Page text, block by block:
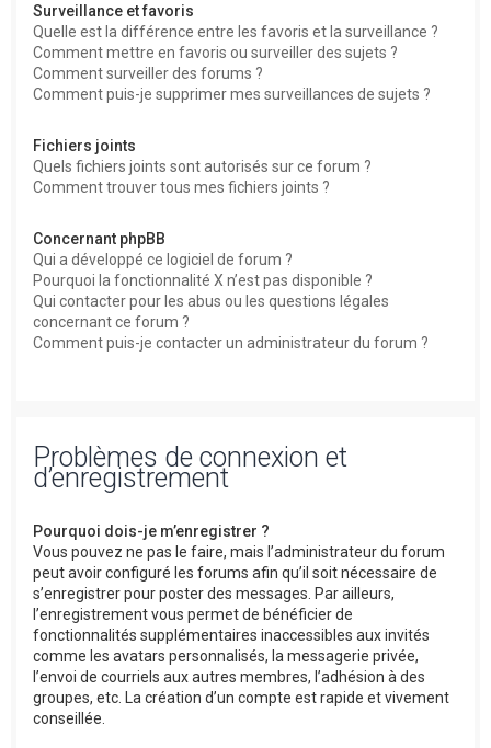
Surveillance et favoris
Quelle est la différence entre les favoris et la surveillance ?
Comment mettre en favoris ou surveiller des sujets ?
Comment surveiller des forums ?
Comment puis-je supprimer mes surveillances de sujets ?
Fichiers joints
Quels fichiers joints sont autorisés sur ce forum ?
Comment trouver tous mes fichiers joints ?
Concernant phpBB
Qui a développé ce logiciel de forum ?
Pourquoi la fonctionnalité X n’est pas disponible ?
Qui contacter pour les abus ou les questions légales
concernant ce forum ?
Comment puis-je contacter un administrateur du forum ?
Problèmes de connexion et
d’enregistrement
Pourquoi dois-je m’enregistrer ?
Vous pouvez ne pas le faire, mais l’administrateur du forum
peut avoir configuré les forums afin qu’il soit nécessaire de
s’enregistrer pour poster des messages. Par ailleurs,
l’enregistrement vous permet de bénéficier de
fonctionnalités supplémentaires inaccessibles aux invités
comme les avatars personnalisés, la messagerie privée,
l’envoi de courriels aux autres membres, l’adhésion à des
groupes, etc. La création d’un compte est rapide et vivement
conseillée.